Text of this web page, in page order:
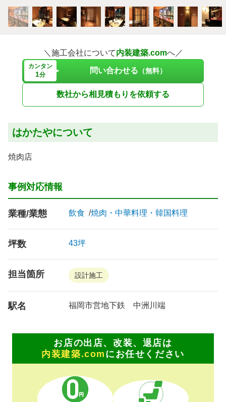
＼施工会社について内装建築.comへ／
カンタン
1分 問い合わせる （無料）
数社から相見積もりを依頼する
はかたやについて
焼肉店
事例対応情報
業種/業態 飲食 焼肉・中華料理・韓国料理
坪数 43坪
担当箇所 設計施工
駅名 福岡市営地下鉄 中洲川端
お店の出店、改装、退店は
内装建築.com にお任せください